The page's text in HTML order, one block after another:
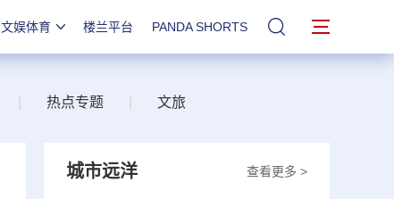
文娱体育 楼兰平台 PANDA SHORTS 站内搜索
热点专题 文旅
查看更多 >
城市远洋